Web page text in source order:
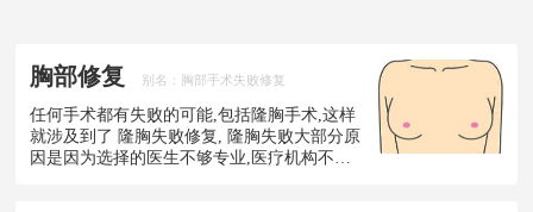
胸部修复 别名：胸部手术失败修复
任何手术都有失败的可能,包括隆胸手术,这样
就涉及到了 隆胸失败修复, 隆胸失败大部分原
因是因为选择的医生不够专业,医疗机构不正